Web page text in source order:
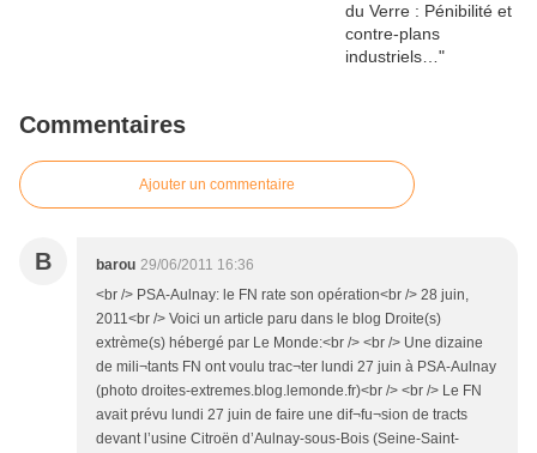
Commentaires
Ajouter un commentaire
B barou 29/06/2011 16:36
<br /> PSA-Aulnay: le FN rate son opération<br /> 28 juin,
2011<br /> Voici un article paru dans le blog Droite(s)
extrème(s) hébergé par Le Monde:<br /> <br /> Une dizaine
de mili¬tants FN ont voulu trac¬ter lundi 27 juin à PSA-Aulnay
(photo droites-extremes.blog.lemonde.fr)<br /> <br /> Le FN
avait prévu lundi 27 juin de faire une dif¬fu¬sion de tracts
devant l’usine Citroën d’Aulnay-sous-Bois (Seine-Saint-